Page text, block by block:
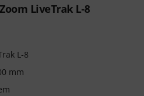
LiveTrak L-8
L-8
mm